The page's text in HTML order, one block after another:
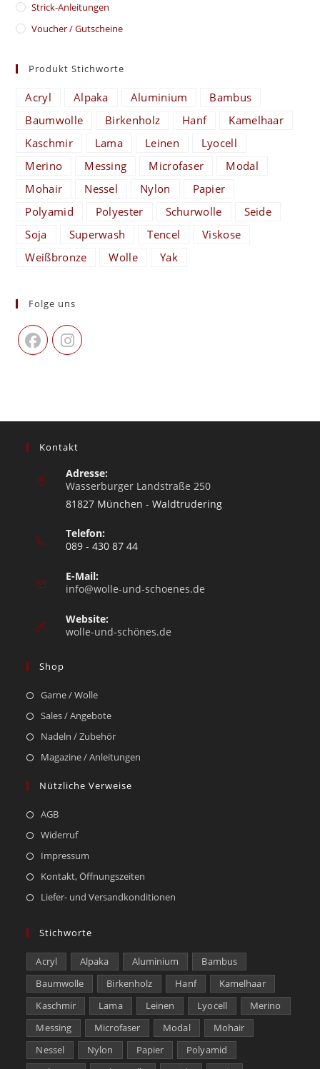
Strick-Anleitungen
Voucher / Gutscheine
Produkt Stichworte
Acryl Alpaka Aluminium
Bambus
Baumwolle
Birkenholz Hanf
Kamelhaar
Kaschmir
Lama Leinen
Lyocell
Merino
Messing Microfaser
Modal
Mohair
Nessel Nylon
Papier
Polyamid
Polyester Schurwolle
Seide
Soja
Superwash Tencel
Viskose
Weißbronze
Wolle Yak
Folge uns
Kontakt
Adresse:
Wasserburger Landstraße 250
81827 München - Waldtrudering
Telefon:
089 - 430 87 44
E-Mail:
info@wolle-und-schoenes.de
Website:
wolle-und-schönes.de
Shop
Garne / Wolle
Sales / Angebote
Nadeln / Zubehör
Magazine / Anleitungen
Nützliche Verweise
AGB
Widerruf
Impressum
Kontakt, Öffnungszeiten
Liefer- und Versandkonditionen
Stichworte
Acryl Alpaka Aluminium
Bambus
Baumwolle
Birkenholz Hanf
Kamelhaar
Kaschmir
Lama Leinen Lyocell
Merino
Messing
Microfaser Modal
Mohair
Nessel
Nylon Papier
Polyamid